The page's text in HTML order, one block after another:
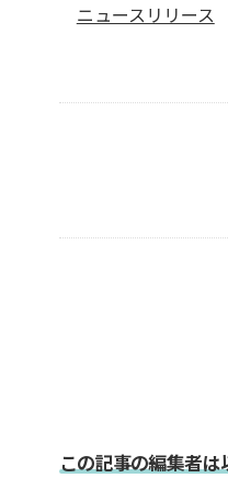
ニュースリリース
この記事の編集者は